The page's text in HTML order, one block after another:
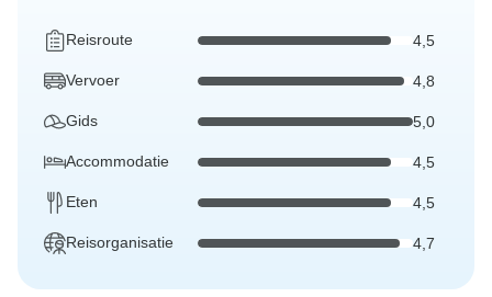
Reisroute 4,5
Vervoer 4,8
Gids 5,0
Accommodatie 4,5
Eten 4,5
Reisorganisatie 4,7